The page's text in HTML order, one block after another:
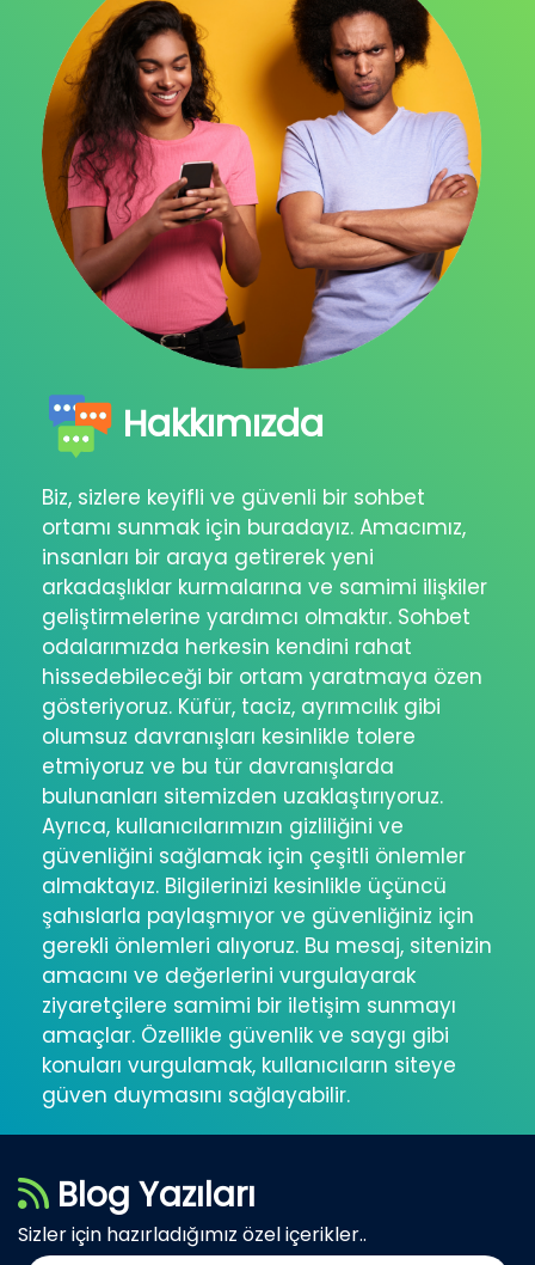
Hakkımızda
Biz, sizlere keyifli ve güvenli bir sohbet
ortamı sunmak için buradayız. Amacımız,
insanları bir araya getirerek yeni
arkadaşlıklar kurmalarına ve samimi ilişkiler
geliştirmelerine yardımcı olmaktır. Sohbet
odalarımızda herkesin kendini rahat
hissedebileceği bir ortam yaratmaya özen
gösteriyoruz. Küfür, taciz, ayrımcılık gibi
olumsuz davranışları kesinlikle tolere
etmiyoruz ve bu tür davranışlarda
bulunanları sitemizden uzaklaştırıyoruz.
Ayrıca, kullanıcılarımızın gizliliğini ve
güvenliğini sağlamak için çeşitli önlemler
almaktayız. Bilgilerinizi kesinlikle üçüncü
şahıslarla paylaşmıyor ve güvenliğiniz için
gerekli önlemleri alıyoruz. Bu mesaj, sitenizin
amacını ve değerlerini vurgulayarak
ziyaretçilere samimi bir iletişim sunmayı
amaçlar. Özellikle güvenlik ve saygı gibi
konuları vurgulamak, kullanıcıların siteye
güven duymasını sağlayabilir.
Blog Yazıları
Sizler için hazırladığımız özel içerikler..